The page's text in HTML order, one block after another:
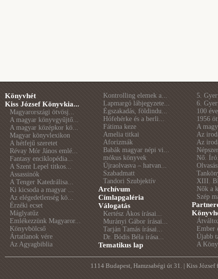
Könyvhét
Kiss József Könyvkia...
Magyarországi ötvösj...
A magyar könyvgyűjtő...
A magyar középkor kö...
Magyar könyvlexikon
A hétfejű szeretet
Révay Mór János emlé...
Fantasy enciklopédia...
A Szent Lepel titkos...
Assassinók
A Tenger Katedrálisa...
Ki kicsoda a magyar ...
Az elégedetlenség kö...
Érzéki ecset
Máglyatűz
Emlékezzünk Magyaror...
Könyvbölcső
Ártatlanok vére
Az Agyagbiblia
Kontrolling elemek a...
Lapmargó lábjegyzete...
Égszakadás, földindu...
Hófehérke és a berli...
Fátima keze
Amelia titkai
Aforizmák
Babák magyar népi vi...
mókus könyvek
Újraolvasva – hatvan...
Szabadmatt
Tandori Szubjektív
Archívum
Címlapgaléria
Válogatás
Kertész Ákos írásai...
Murányi Gábor írásai...
Tarján Tamás írásai...
Dr. Bódis Béla írása...
Tematikus lap
5.
6.
100
1956
A
Az
Az
Nő.
XIII.
Nők a
Szép
Ember
Újabb
A
1114 Budapest, Hamzsabégi út 31. | Kiss